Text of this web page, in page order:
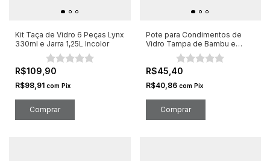
Kit Taça de Vidro 6 Peças Lynx
330ml e Jarra 1,25L Incolor
R$109,90
R$98,91 com Pix
Pote para Condimentos de
Vidro Tampa de Bambu e
colher 600ml
R$45,40
R$40,86 com Pix